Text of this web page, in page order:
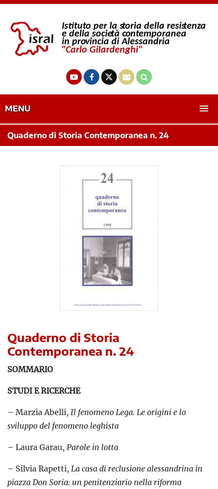
MENU
Quaderno di Storia Contemporanea n. 24
Quaderno di Storia
Contemporanea n. 24
SOMMARIO
STUDI E RICERCHE
– Marzia Abelli, Il fenomeno Lega. Le origini e lo
sviluppo del fenomeno leghista
– Laura Garau, Parole in lotta
– Silvia Rapetti, La casa di reclusione alessandrina in
piazza Don Soria: un penitenziario nella riforma